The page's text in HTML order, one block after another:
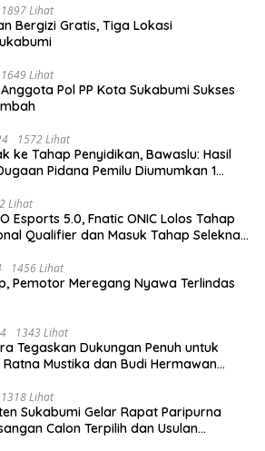
1897 Lihat
Bergizi Gratis, Tiga Lokasi
1649 Lihat
Pol PP Kota Sukabumi Sukses
1572 Lihat
ke Tahap Penyidikan, Bawaslu: Hasil
Pidana Pemilu Diumumkan 1
Lihat
Esports 5.0, Fnatic ONIC Lolos Tahap
Qualifier dan Masuk Tahap Seleknas
1456 Lihat
Pemotor Meregang Nyawa Terlindas
1343 Lihat
Tegaskan Dukungan Penuh untuk
Ratna Mustika dan Budi Hermawan
1318 Lihat
Sukabumi Gelar Rapat Paripurna
Calon Terpilih dan Usulan